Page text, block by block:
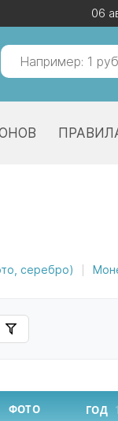
06
06
серебро)
ФОТО ГОД